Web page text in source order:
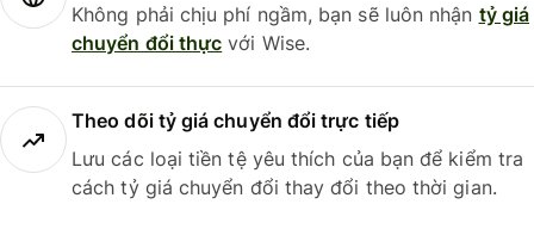
Không phải chịu phí ngầm, bạn sẽ luôn nhận tỷ giá
chuyển đổi thực với Wise.
Theo dõi tỷ giá chuyển đổi trực tiếp
Lưu các loại tiền tệ yêu thích của bạn để kiểm tra
cách tỷ giá chuyển đổi thay đổi theo thời gian.